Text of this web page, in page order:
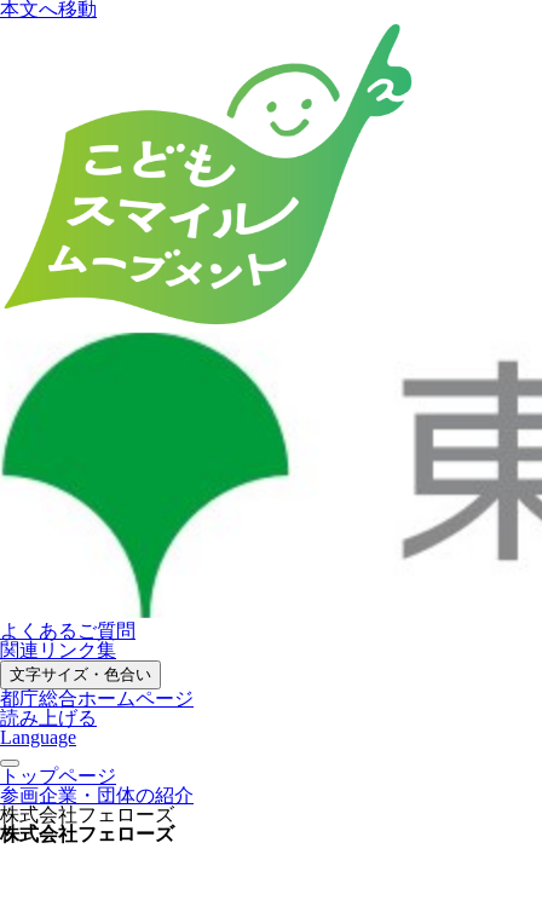
本文へ移動
よくあるご質問
関連リンク集
文字サイズ・色合い
都庁総合ホームページ
読み上げる
Language
トップページ
参画企業・団体の紹介
株式会社フェローズ
株式会社フェローズ